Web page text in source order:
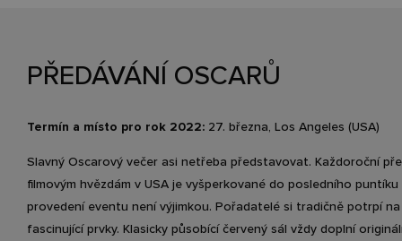
PŘEDÁVÁNÍ OSCARŮ
Termín a místo pro rok 2022: 27. března, Los Angeles (USA)
Slavný Oscarový večer asi netřeba představovat. Každoroční
filmovým hvězdám v USA je vyšperkované do posledního
provedení eventu není výjimkou. Pořadatelé si tradičně potrpí
fascinující prvky. Klasicky působící červený sál vždy doplní